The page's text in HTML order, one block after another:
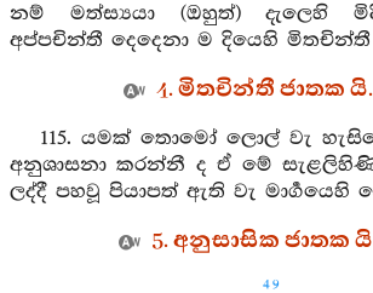
නම් මත්ස්‍යයා (ඔහුත්) දැලෙහි
අප්පචින්තී දෙදෙනා ම දියෙහි මිතචින්තී
4. මිතචින්තී ජාතක යි.
115. යමක් තොමෝ ලොල් වැ
අනුශාසනා කරන්නී ද ඒ මේ
ලද්දී පහවූ පියාපත් ඇති වැ මාර්‍ගයෙහි
5. අනුසාසික ජාතක
49